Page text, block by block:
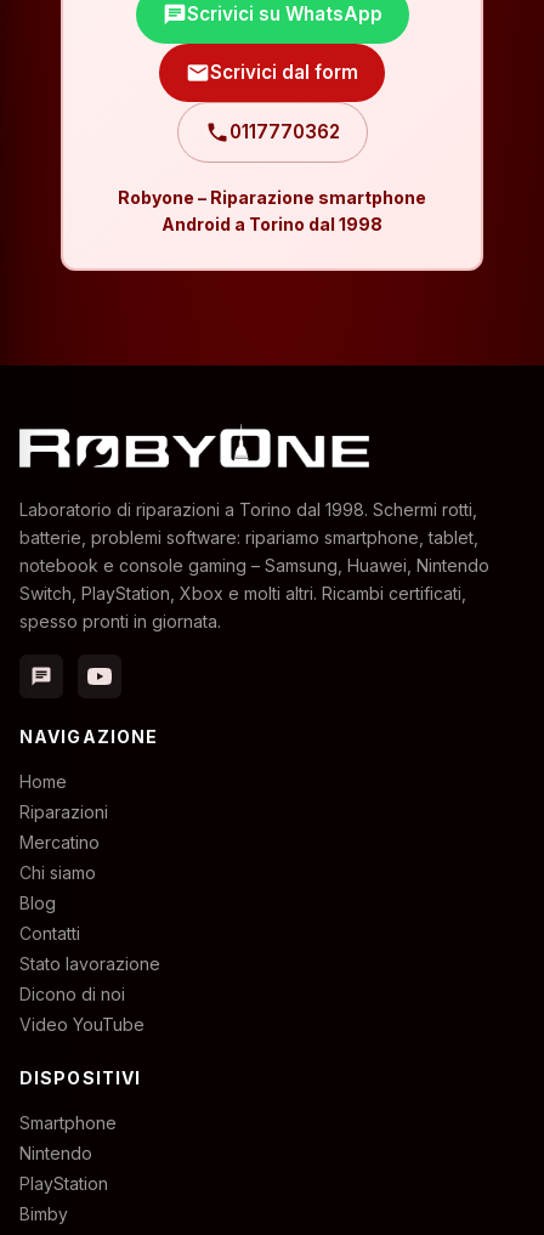
chatScrivici su WhatsApp
mailScrivici dal form
phone0117770362
Robyone – Riparazione smartphone
Android a Torino dal 1998
Laboratorio di riparazioni a Torino dal 1998. Schermi rotti,
batterie, problemi software: ripariamo smartphone, tablet,
notebook e console gaming – Samsung, Huawei, Nintendo
Switch, PlayStation, Xbox e molti altri. Ricambi certificati,
spesso pronti in giornata.
chat
NAVIGAZIONE
Home
Riparazioni
Mercatino
Chi siamo
Blog
Contatti
Stato lavorazione
Dicono di noi
Video YouTube
DISPOSITIVI
Smartphone
Nintendo
PlayStation
Bimby